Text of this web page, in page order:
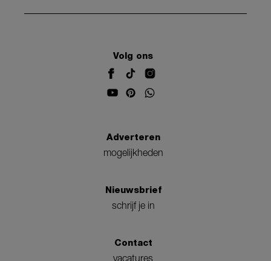
Volg ons
Adverteren
mogelijkheden
Nieuwsbrief
schrijf je in
Contact
vacatures